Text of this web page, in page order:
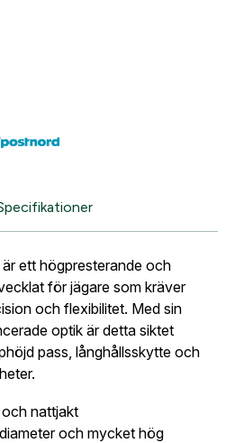
ett högpresterande och
för jägare som kräver
och flexibilitet. Med sin
optik är detta siktet
pass, långhållsskytte och
nattjakt
och mycket hög
föreningsuppgifter i
vi till dig när kontot är
du svar på de vanligaste